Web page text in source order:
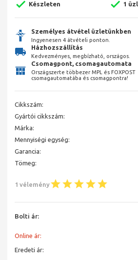
Készleten 1
Személyes átvétel üzletünkben
Ingyenesen 4 átvételi ponton.
Házhozszállítás
Kedvezményes, megbízható, országos.
Csomagpont, csomagautomata
Országszerte többezer MPL és FOXPOST
csomagautomatába és csomagpontra!
Cikkszám:
Gyártói cikkszám:
Márka:
Mennyiségi egység:
Garancia:
Tömeg:
1 vélemény
Bolti ár:
Online ár:
Eredeti ár: